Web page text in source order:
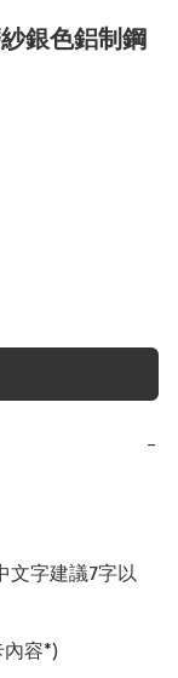
銀色鋁制鋼
−
文字建議7字以
內容*)